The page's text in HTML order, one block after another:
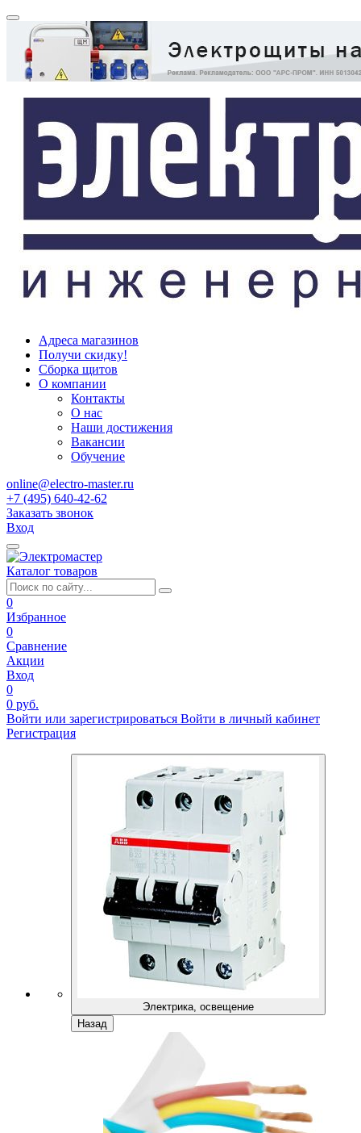
Адреса магазинов
Получи скидку!
Сборка щитов
О компании
Контакты
О нас
Наши достижения
Вакансии
Обучение
online@electro-master.ru
+7 (495) 640-42-62
Заказать звонок
Вход
Каталог товаров
0
Избранное
0
Сравнение
Акции
Вход
0
0 руб.
Войти или зарегистрироваться Войти в личный кабинет
Регистрация
Электрика, освещение
Назад